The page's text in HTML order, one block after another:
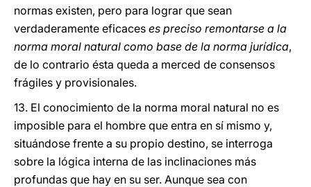
normas existen, pero para lograr que sean
verdaderamente eficaces es preciso remontarse a la
norma moral natural como base de la norma jurídica,
de lo contrario ésta queda a merced de consensos
frágiles y provisionales.
13. El conocimiento de la norma moral natural no es
imposible para el hombre que entra en sí mismo y,
situándose frente a su propio destino, se interroga
sobre la lógica interna de las inclinaciones más
profundas que hay en su ser. Aunque sea con